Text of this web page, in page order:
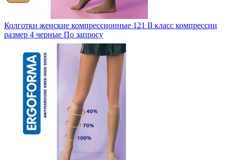
Колготки женские компрессионные 121 II класс компрессии
размер 4 черные По запросу